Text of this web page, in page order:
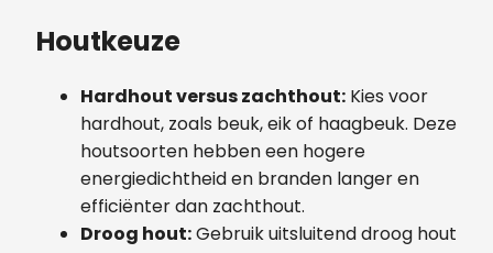
Houtkeuze
Hardhout versus zachthout: Kies voor
hardhout, zoals beuk, eik of haagbeuk. Deze
houtsoorten hebben een hogere
energiedichtheid en branden langer en
efficiënter dan zachthout.
Droog hout:Gebruik uitsluitend droog hout